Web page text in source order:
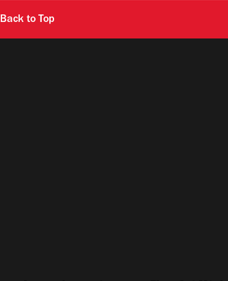
Back to Top